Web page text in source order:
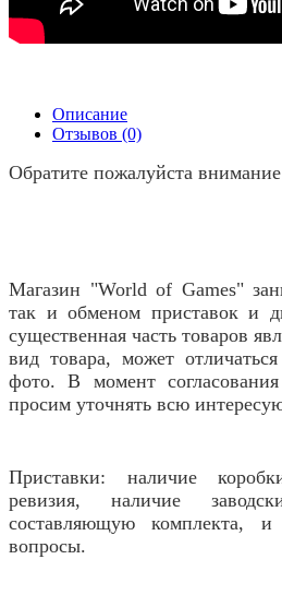
Описание
Отзывов (0)
Обратите пожалуйста
Магазин "World of Games"
так и обменом приставок и
существенная часть товаров
вид товара, может
фото. В момент
просим уточнять всю
Приставки: наличие
ревизия, наличие
составляющую комплекта,
вопросы.